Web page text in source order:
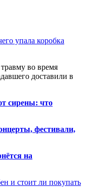
упала коробка
во время
доставили в
сирены: что
фестивали,
на
и стоит ли покупать